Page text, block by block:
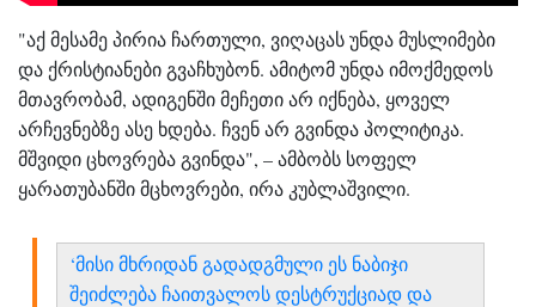
"აქ მესამე პირია ჩართული, ვიღაცას უნდა მუსლიმები
და ქრისტიანები გვაჩხუბონ. ამიტომ უნდა იმოქმედოს
მთავრობამ, ადიგენში მეჩეთი არ იქნება, ყოველ
არჩევნებზე ასე ხდება. ჩვენ არ გვინდა პოლიტიკა.
მშვიდი ცხოვრება გვინდა", – ამბობს სოფელ
ყარათუბანში მცხოვრები, ირა კუბლაშვილი.
‘მისი მხრიდან გადადგმული ეს ნაბიჯი
შეიძლება ჩაითვალოს დესტრუქციად და